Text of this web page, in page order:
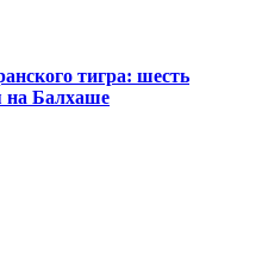
тигра: шесть
на Балхаше